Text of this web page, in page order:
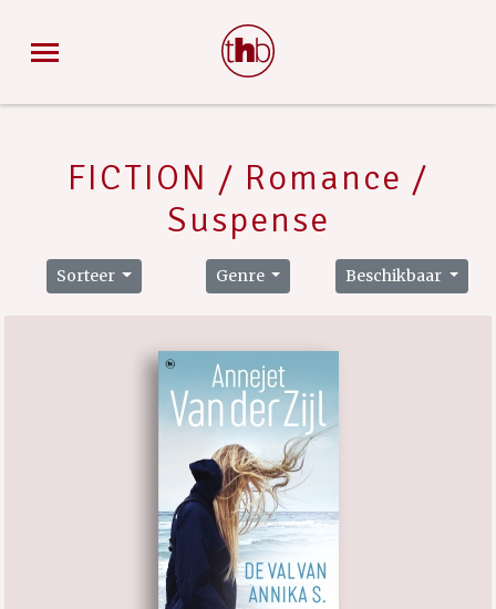
FICTION / Romance /
Suspense
Sorteer Genre Beschikbaar